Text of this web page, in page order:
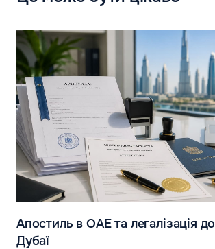
Апостиль в ОАЕ та легалізація
Дубаї